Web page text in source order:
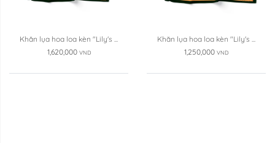
Khăn lụa hoa loa kèn "Lily's ...
1,620,000 VND
Khăn lụa hoa loa kèn "Lily's ...
1,250,000 VND